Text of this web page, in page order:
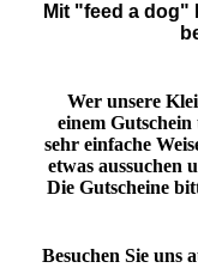
Mit "feed a dog"
Wer unsere
einem
sehr einfache
etwas aussuchen
Die Gutscheine
Besuchen Sie uns